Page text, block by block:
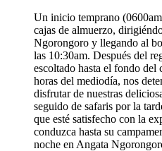
Un inicio temprano
cajas de almuerzo,
Ngorongoro y llegando al
las 10:30am. Después del
escoltado hasta el fondo del
horas del mediodía, nos
disfrutar de nuestras
seguido de safaris por la
que esté satisfecho con la
conduzca hasta su
noche en Angata